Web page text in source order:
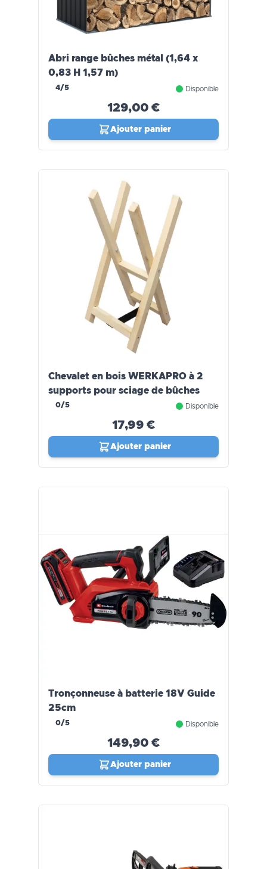
Abri range bûches métal (1,64 x
0,83 H 1,57 m)
4/5 Disponible
129,00 €
Ajouter panier
Chevalet en bois WERKAPRO à 2
supports pour sciage de bûches
0/5 Disponible
17,99 €
Ajouter panier
Tronçonneuse à batterie 18V Guide
25cm
0/5 Disponible
149,90 €
Ajouter panier